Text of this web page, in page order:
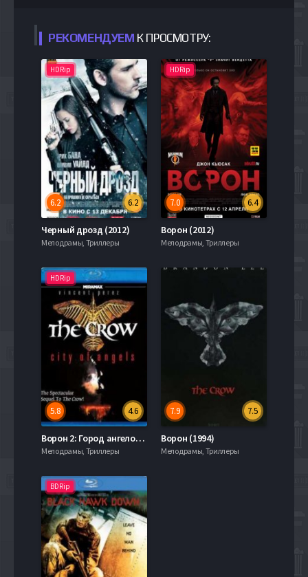
РЕКОМЕНДУЕМ К ПРОСМОТРУ:
HDRip
6.2
6.2
Черный дрозд (2012)
Мелодрамы, Триллеры
HDRip
6.4
7.0
Ворон (2012)
Мелодрамы, Триллеры
HDRip
4.6
5.8
Ворон 2: Город ангелов (1996)
Мелодрамы, Триллеры
7.5
7.9
Ворон (1994)
Мелодрамы, Триллеры
BDRip